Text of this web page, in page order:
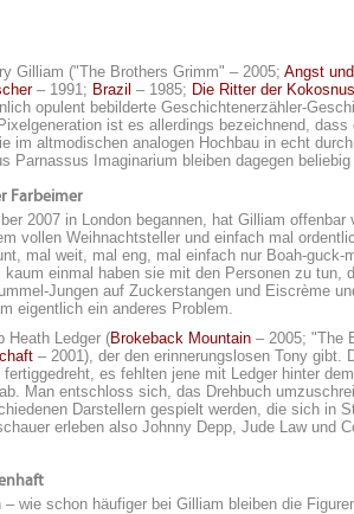
Gilliam ("The Brothers Grimm" – 2005; Angst
– 1991; Brazil – 1985; Die Ritter der
opulent bebilderte Geschichtenerzähler-
ist es allerdings bezeichnend,
im altmodischen analogen Hochbau in echt
Parnassus Imaginarium bleiben dagegen
Farbeimer
2007 in London begannen, hat Gilliam offenbar
vollen Weihnachtsteller und einfach mal
mal weit, mal eng, mal einfach nur Boah-guck-
einmal haben sie mit den Personen zu tun,
Jungen auf Zuckerstangen und Eiscrème
eigentlich ein anderes Problem.
Heath Ledger (Brokeback Mountain – 2005; "The
– 2001), der den erinnerungslosen Tony gibt.
es fehlten jene mit Ledger hinter
Man entschloss sich, das Drehbuch
Darstellern gespielt werden, die sich in
erleben also Johnny Depp, Jude Law und
wie schon häufiger bei Gilliam bleiben die